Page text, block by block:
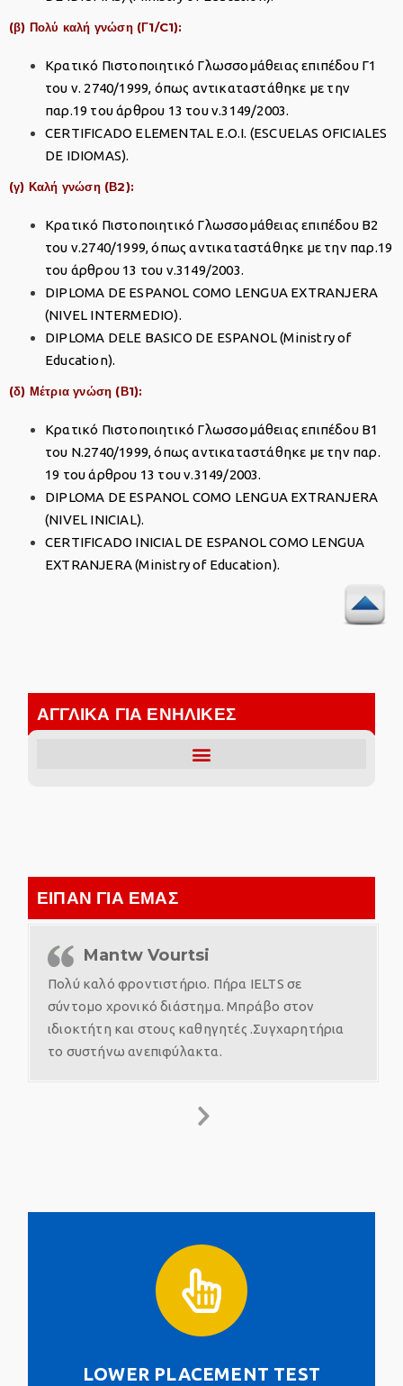
(β) Πολύ καλή γνώση (Γ1/C1):
Κρατικό Πιστοποιητικό Γλωσσομάθειας επιπέδου Γ1
του ν. 2740/1999, όπως αντικαταστάθηκε με την
παρ.19 του άρθρου 13 του ν.3149/2003.
CERTIFICADO ELEMENTAL E.O.I. (ESCUELAS OFICIALES
DE IDIOMAS).
(γ) Καλή γνώση (Β2):
Κρατικό Πιστοποιητικό Γλωσσομάθειας επιπέδου Β2
του ν.2740/1999, όπως αντικαταστάθηκε με την παρ.19
του άρθρου 13 του ν.3149/2003.
DIPLOMA DE ESPANOL COMO LENGUA EXTRANJERA
(NIVEL INTERMEDIO).
DIPLOMA DELE BASICO DE ESPANOL (Ministry of
Education).
(δ) Μέτρια γνώση (Β1):
Κρατικό Πιστοποιητικό Γλωσσομάθειας επιπέδου Β1
του Ν.2740/1999, όπως αντικαταστάθηκε με την παρ.
19 του άρθρου 13 του ν.3149/2003.
DIPLOMA DE ESPANOL COMO LENGUA EXTRANJERA
(NIVEL INICIAL).
CERTIFICADO INICIAL DE ESPANOL COMO LENGUA
EXTRANJERA (Ministry of Education).
ΑΓΓΛΙΚΑ ΓΙΑ ΕΝΗΛΙΚΕΣ
ΕΙΠΑΝ ΓΙΑ ΕΜΑΣ
Mantw Vourtsi
Πολύ καλό φροντιστήριο. Πήρα IELTS σε
σύντομο χρονικό διάστημα. Μπράβο στον
ιδιοκτήτη και στους καθηγητές .Συγχαρητήρια
το συστήνω ανεπιφύλακτα.
LOWER PLACEMENT TEST
LOWER PLACEMENT TEST
Click Here